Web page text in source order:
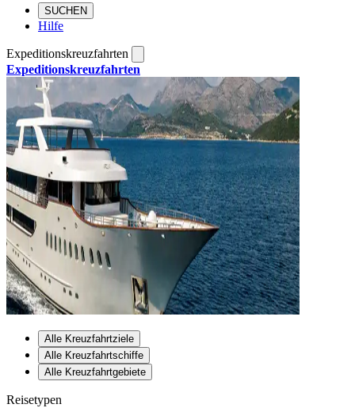
SUCHEN
Hilfe
Expeditionskreuzfahrten
Expeditionskreuzfahrten
Alle Kreuzfahrtziele
Alle Kreuzfahrtschiffe
Alle Kreuzfahrtgebiete
Reisetypen